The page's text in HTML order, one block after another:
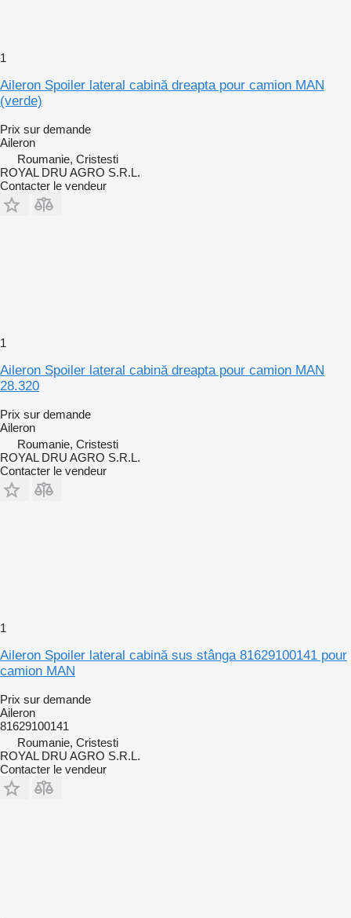
1
Aileron Spoiler lateral cabină dreapta pour camion MAN
(verde)
Prix sur demande
Aileron
Roumanie, Cristesti
ROYAL DRU AGRO S.R.L.
Contacter le vendeur
1
Aileron Spoiler lateral cabină dreapta pour camion MAN
28.320
Prix sur demande
Aileron
Roumanie, Cristesti
ROYAL DRU AGRO S.R.L.
Contacter le vendeur
1
Aileron Spoiler lateral cabină sus stânga 81629100141 pour
camion MAN
Prix sur demande
Aileron
81629100141
Roumanie, Cristesti
ROYAL DRU AGRO S.R.L.
Contacter le vendeur